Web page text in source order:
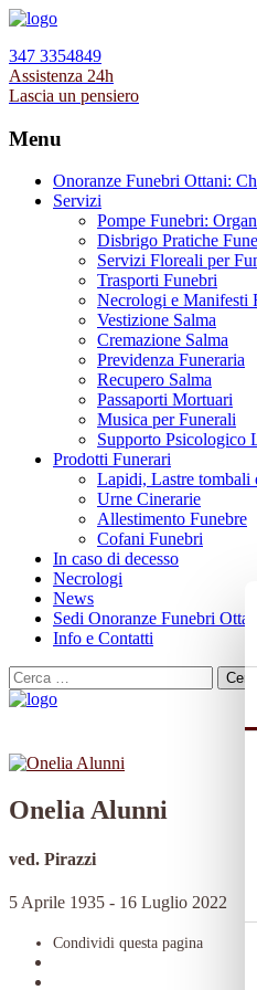
347 3354849
Assistenza 24h
Lascia un pensiero
Menu
Onoranze Funebri Ottani:
Servizi
Pompe Funebri:
Disbrigo Pratiche
Servizi Floreali per
Trasporti Funebri
Necrologi e Manifesti
Vestizione Salma
Cremazione Salma
Previdenza Funeraria
Recupero Salma
Passaporti Mortuari
Musica per Funerali
Supporto Psicologico
Prodotti Funerari
Lapidi, Lastre tombali
Urne Cinerarie
Allestimento Funebre
Cofani Funebri
In caso di decesso
Necrologi
News
Sedi Onoranze Funebri Ottani
Info e Contatti
Cerca
per:
Onelia Alunni
ved. Pirazzi
5 Aprile 1935 - 16 Luglio 2022
Condividi questa pagina